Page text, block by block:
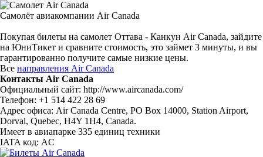
Самолёт авиакомпании Air Canada
Покупая билеты на самолет Оттава - Канкун Air Canada, зайдите
на ЮниТикет и сравните стоимость, это займет 3 минуты, и вы
гарантированно получите самые низкие цены.
Все направления Air Canada
Контакты Air Canada
Официальный сайт: http://www.aircanada.com/
Телефон: +1 514 422 28 69
Адрес офиса: Air Canada Centre, PO Box 14000, Station Airport,
Dorval, Quebec, H4Y 1H4, Canada.
Имеет в авиапарке 335 единиц техники
IATA код: AC